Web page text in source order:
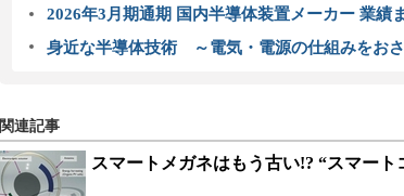
2026年3月期通期 国内半導体装置メーカー 業績
身近な半導体技術 ～電気・電源の仕組みをお
関連記事
スマートメガネはもう古い!? “スマー